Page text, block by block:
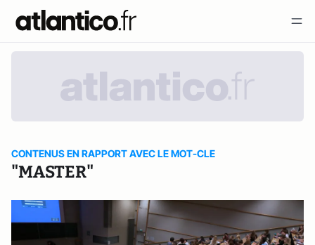
CONTENUS EN RAPPORT AVEC LE MOT-CLE
"MASTER"